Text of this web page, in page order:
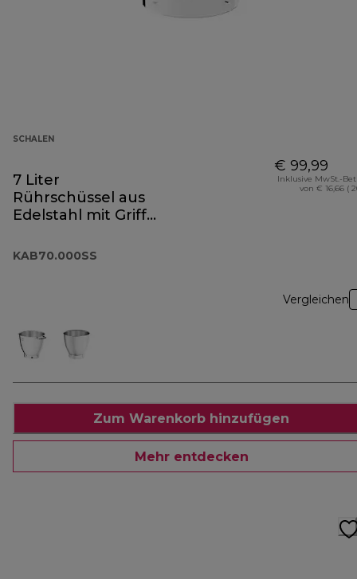
SCHALEN
7 Liter
Rührschüssel aus
Edelstahl mit Griff
KAB70.000SS
€ 99,99
Inklusive MwSt.-
von € 16,66 (
Vergleichen
Zum Warenkorb hinzufügen
Mehr entdecken